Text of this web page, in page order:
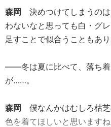
森岡 決めつけてしまうの
わないなと思っても白・グ
足すことで似合うこともあり
――冬は夏に比べて、落ち着
が……。
森岡 僕なんかはむしろ枯
色を着てほしいと思います